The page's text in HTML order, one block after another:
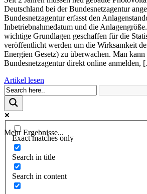
Deutschland bei der Bundesnetzagentur
Bundesnetzagentur erfasst den
Inbetriebnahmedatum und die
wichtige Grundlagen geschaffen für die
veröffentlicht werden um die Wirksamkeit
Energien Gesetz) zu überwachen. Man kann
Bundesnetzagentur direkt online
Artikel lesen
Mehr Ergebnisse...
Exact matches only
Search in title
Search in content